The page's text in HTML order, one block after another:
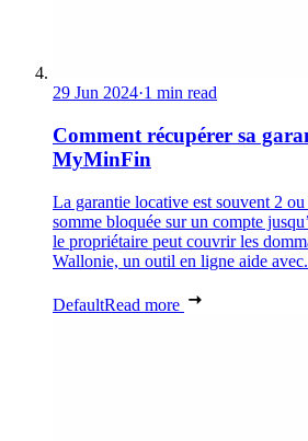
29 Jun 2024·1 min read
Comment récupérer sa
MyMinFin
La garantie locative est souvent 2
somme bloquée sur un compte
le propriétaire peut couvrir les
Wallonie, un outil en ligne aide
DefaultRead more